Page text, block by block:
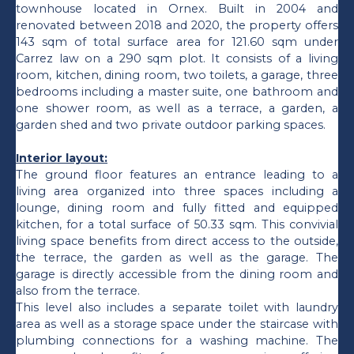
townhouse located in Ornex. Built in 2004 and
renovated between 2018 and 2020, the property offers
143 sqm of total surface area for 121.60 sqm under
Carrez law on a 290 sqm plot. It consists of a living
room, kitchen, dining room, two toilets, a garage, three
bedrooms including a master suite, one bathroom and
one shower room, as well as a terrace, a garden, a
garden shed and two private outdoor parking spaces.
Interior layout:
The ground floor features an entrance leading to a
living area organized into three spaces including a
lounge, dining room and fully fitted and equipped
kitchen, for a total surface of 50.33 sqm. This convivial
living space benefits from direct access to the outside,
the terrace, the garden as well as the garage. The
garage is directly accessible from the dining room and
also from the terrace.
This level also includes a separate toilet with laundry
area as well as a storage space under the staircase with
plumbing connections for a washing machine. The